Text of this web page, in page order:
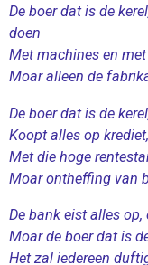
De boer dat is de
doen
Met machines en
Moar alleen de
De boer dat is de
Koopt alles op
Met die hoge
Moar ontheffing van
De bank eist alles
Moar de boer dat is
Het zal iedereen